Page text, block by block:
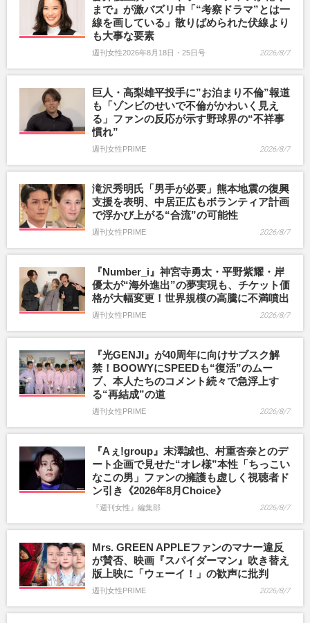
まで』が激バズリ中「“考察ドラマ”とは一
線を画している」散りばめられた伏線より
も大事な要素
週刊女性2026年8月18日・25日号 2026/8/7
巨人・高梨雄平投手に”お泊まり不倫”報道
も「ゾンビのせいで不倫がかわいく見え
る」ファンの反応が示す野球界の“不祥事
慣れ”
週刊女性PRIME 2026/8/7
滝沢秀明氏「男手が必要」熊本地震の復興
支援を表明、中居正広もボランティア計画
で浮かび上がる“合流”の可能性
週刊女性PRIME 2026/8/7
『Number_i』神宮寺勇太・平野紫耀・岸
優太が“海外進出”の夢実現も、チケット価
格が大幅変更！世界規模の高騰に不満噴出
週刊女性PRIME 2026/8/7
『光GENJI』が40周年に向けサブスク解
禁！BOOWYにSPEEDも“復活”のムー
ブ、本人たちのコメント続々で急浮上す
る“再結成”の道
週刊女性PRIME 2026/8/7
『Aぇ!group』末澤誠也、村重杏奈とのデ
ート企画で見せた“オレ様”本性「ちっこい
なこの男」ファンの擁護も虚しく視聴者ド
ン引き《2026年8月Choice》
『週刊女性』編集部 2026/8/7
Mrs. GREEN APPLEファンのマナー違反
が賛否、映画『スパイダーマン』吹き替え
版上映に「ウェーイ！」の歓声に批判
週刊女性PRIME 2026/8/7